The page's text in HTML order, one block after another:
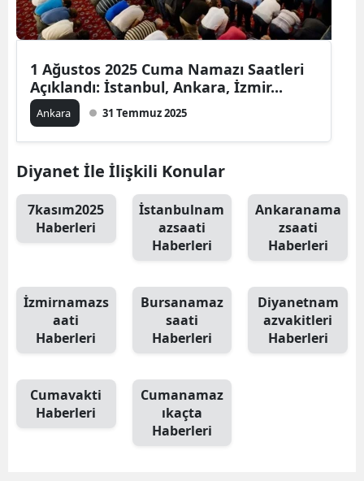
1 Ağustos 2025 Cuma Namazı Saatleri
Açıklandı: İstanbul, Ankara, İzmir...
Ankara 31 Temmuz 2025
Diyanet İle İlişkili Konular
7kasım2025
Haberleri
İstanbulnam
azsaati
Haberleri
Ankaranama
zsaati
Haberleri
İzmirnamazs
aati
Haberleri
Bursanamaz
saati
Haberleri
Diyanetnam
azvakitleri
Haberleri
Cumavakti
Haberleri
Cumanamaz
ıkaçta
Haberleri